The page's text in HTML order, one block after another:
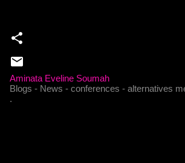
Aminata Eveline Soumah
Blogs - News - conferences - alternatives
.